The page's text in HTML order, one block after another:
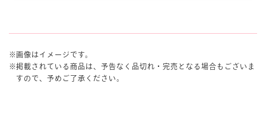
画像はイメージです。
掲載されている商品は、予告なく品切れ・完売となる場合もございま
すので、予めご了承ください。